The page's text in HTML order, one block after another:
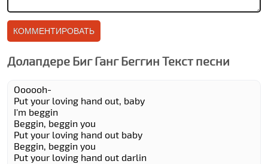
Долапдере Биг Ганг Беггин Текст песни
Oooooh-
Put your loving hand out, baby
I'm beggin
Beggin, beggin you
Put your loving hand out baby
Beggin, beggin you
Put your loving hand out darlin